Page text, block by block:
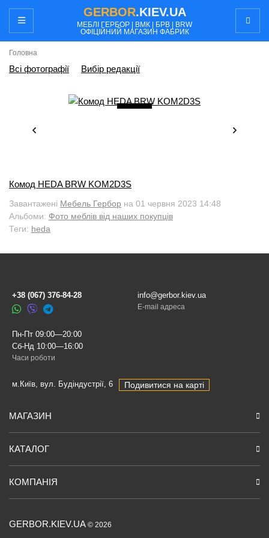
GERBOR.KIEV.UA
МЕБЛI ГЕРБОР | ВМК | БРВ | BRW
ОФІЦІЙНИЙ МАГАЗИН ФАБРИК
Головна
Всі фотографії Вибір редакції
Комод HEDA BRW KOM2D3S
Завантажені Мебель Гербор на 01 червня 2023 14:48
Альбоми: Фото меблів від наших покупців
Теги: heda
GERBOR.KIEV.UA © 2026
МАГАЗИН
КАТАЛОГ
КОМПАНІЯ
+38 (067) 376-84-28 info@gerbor.kiev.ua
E-mail адреса
Пн-Пт 09:00—20:00
Сб-Нд 10:00—16:00
Часи роботи
м.Київ, вул. Будіндустрії, 6 Подивитися на карті